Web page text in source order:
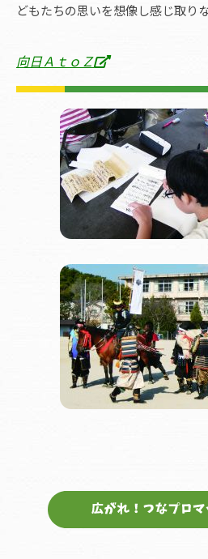
どもたちの思いを想像し感じ取り
向日ＡｔｏＺ